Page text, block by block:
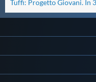
Master
Tuffi: Progetto Giovani. In